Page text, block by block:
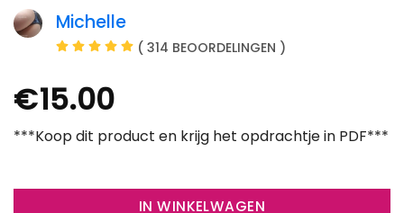
Michelle
( 314 BEOORDELINGEN )
€15.00
***Koop dit product en krijg het opdrachtje in PDF***
IN WINKELWAGEN